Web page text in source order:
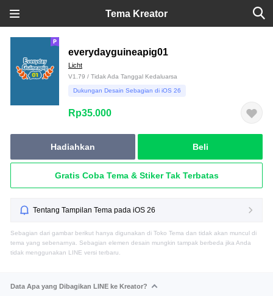
Tema Kreator
everydayguineapig01
Licht
V1.79 / Tidak Ada Tanggal Kedaluarsa
Dukungan Desain Sebagian di iOS 26
Rp35.000
Hadiahkan Beli
Gratis Coba Tema & Stiker Tak Terbatas
Tentang Tampilan Tema pada iOS 26
Sebagian dari gambar berikut hanya digunakan di Toko Tema dan tidak akan muncul di
tema yang sebenarnya. Sebagian elemen desain mungkin tampak berbeda jika Anda
tidak menggunakan LINE versi terbaru.
Data Apa yang Dibagikan LINE ke Kreator?